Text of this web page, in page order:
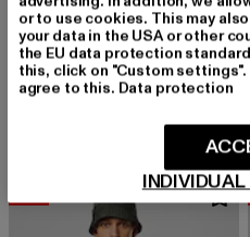
WEEKEND OFFENDER
GARCIA WOVEN OVERLAY
or to use cookies. This may
your data in the USA or other
the EU data protection
this, click on "Custom
agree to this. Data protection